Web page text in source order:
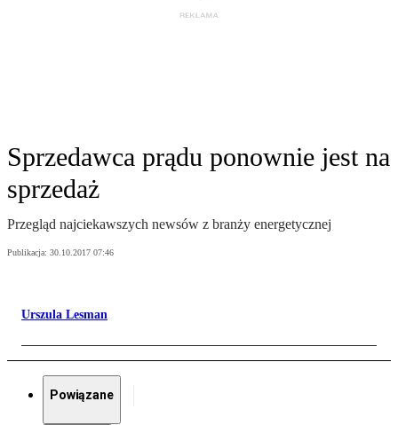
Sprzedawca prądu ponownie jest na
sprzedaż
Przegląd najciekawszych newsów z branży energetycznej
Publikacja: 30.10.2017 07:46
Urszula Lesman
Powiązane